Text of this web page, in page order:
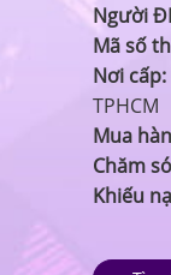
Người
Mã số
Nơi cấp:
TPHCM
Mua
Chăm
Khiếu